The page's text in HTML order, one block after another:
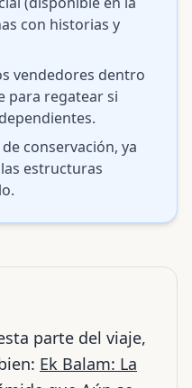
con historias y
vendedores dentro
para regatear si
conservación, ya
estructuras
parte del viaje,
Ek Balam: La